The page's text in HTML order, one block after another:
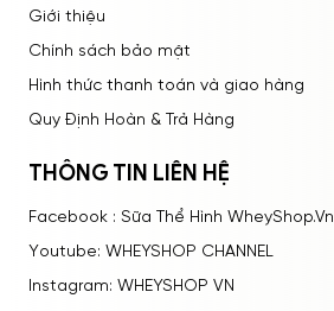
Giới thiệu
Chính sách bảo mật
Hình thức thanh toán và giao hàng
Quy Định Hoàn & Trả Hàng
THÔNG TIN LIÊN HỆ
Facebook : Sữa Thể Hình WheyShop.Vn
Youtube: WHEYSHOP CHANNEL
Instagram: WHEYSHOP VN